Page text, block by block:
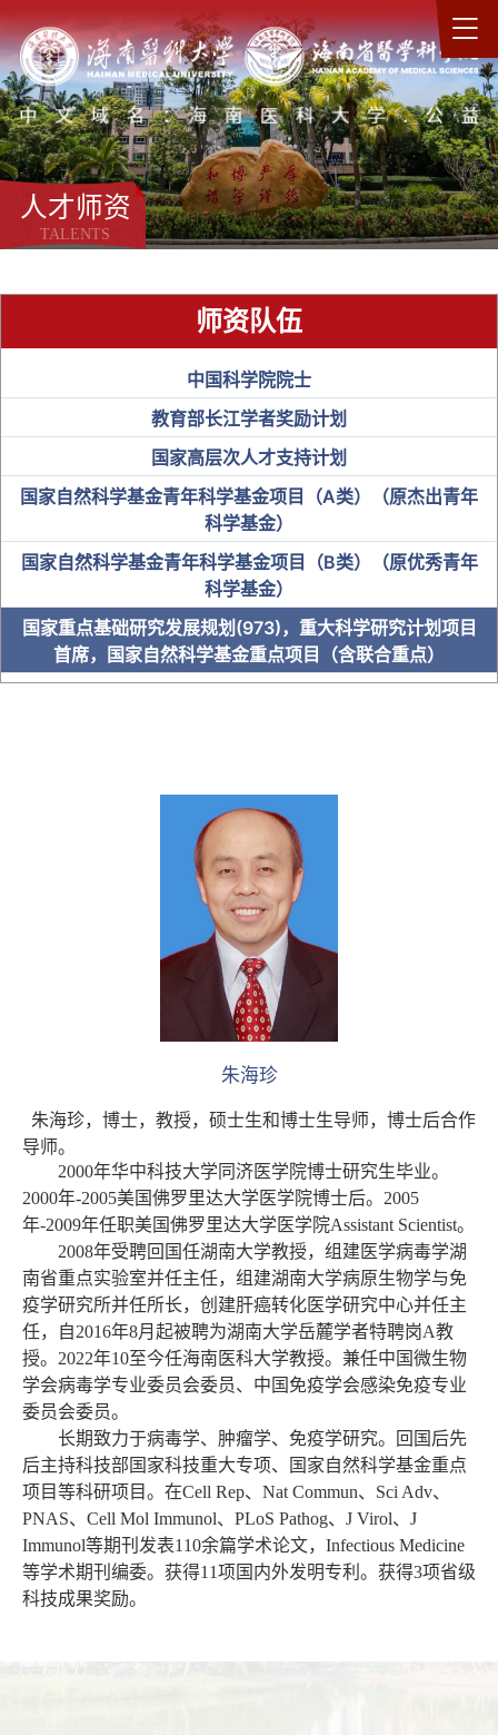
人才师资
TALENTS
师资队伍
中国科学院院士
教育部长江学者奖励计划
国家高层次人才支持计划
国家自然科学基金青年科学基金项目（A类）（原杰出青年
科学基金）
国家自然科学基金青年科学基金项目（B类）（原优秀青年
科学基金）
国家重点基础研究发展规划(973)，重大科学研究计划项目
首席，国家自然科学基金重点项目（含联合重点）
教育部“新世纪优秀人才支持计划”
全国优秀教师及名师
省级人才
博士研究生导师
朱海珍
朱海珍，博士，教授，硕士生和博士生导师，博士后合作
导师。
2000年华中科技大学同济医学院博士研究生毕业。
2000年-2005美国佛罗里达大学医学院博士后。2005
年-2009年任职美国佛罗里达大学医学院Assistant Scientist。
2008年受聘回国任湖南大学教授，组建医学病毒学湖
南省重点实验室并任主任，组建湖南大学病原生物学与免
疫学研究所并任所长，创建肝癌转化医学研究中心并任主
任，自2016年8月起被聘为湖南大学岳麓学者特聘岗A教
授。 2022年10至今任海南医科大学教授。兼任中国微生物
学会病毒学专业委员会委员、中国免疫学会感染免疫专业
委员会委员。
长期致力于病毒学、肿瘤学、免疫学研究。回国后先
后主持科技部国家科技重大专项、国家自然科学基金重点
项目等科研项目。在Cell Rep、Nat Commun、Sci Adv、
PNAS、Cell Mol Immunol、PLoS Pathog、J Virol、J
Immunol等期刊发表110余篇学术论文，Infectious Medicine
等学术期刊编委。获得11项国内外发明专利。获得3项省级
科技成果奖励。